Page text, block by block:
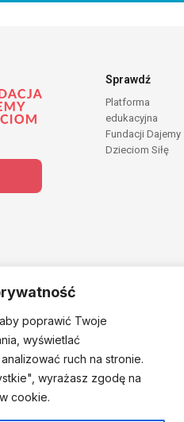
poprawić Twoje
wyświetlać
ruch na stronie.
wyrażasz zgodę na
cookie.
Sprawdź
Platforma
edukacyjna
Fundacji Dajemy
Dzieciom Siłę